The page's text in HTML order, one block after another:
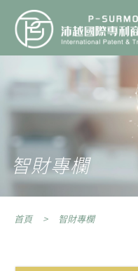
智財專欄
關於沛越
服務項目
服務流程
智財專欄
智財專欄
首頁 智財專欄